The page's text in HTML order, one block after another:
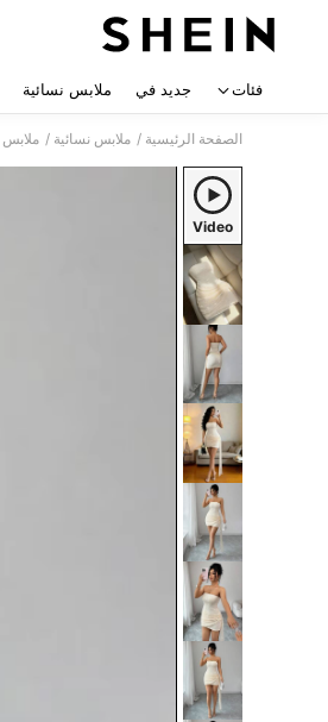
فئات جديد في ملابس نسائية
الصفحة الرئيسية / ملابس نسائية / ملابس
Video